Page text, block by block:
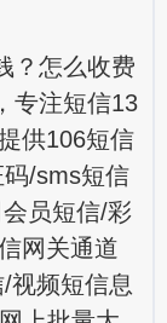
？怎么收费
专注短信13
供106短信
/sms短信
员短信/彩
网关通道
视频短信息